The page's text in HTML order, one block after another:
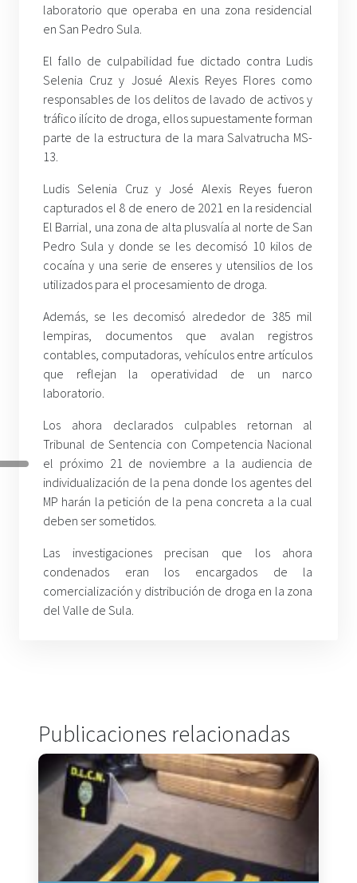
laboratorio que operaba en una zona residencial
en San Pedro Sula.
El fallo de culpabilidad fue dictado contra Ludis
Selenia Cruz y Josué Alexis Reyes Flores como
responsables de los delitos de lavado de activos y
tráfico ilícito de droga, ellos supuestamente forman
parte de la estructura de la mara Salvatrucha MS-
13.
Ludis Selenia Cruz y José Alexis Reyes fueron
capturados el 8 de enero de 2021 en la residencial
El Barrial, una zona de alta plusvalía al norte de San
Pedro Sula y donde se les decomisó 10 kilos de
cocaína y una serie de enseres y utensilios de los
utilizados para el procesamiento de droga.
Además, se les decomisó alrededor de 385 mil
lempiras, documentos que avalan registros
contables, computadoras, vehículos entre artículos
que reflejan la operatividad de un narco
laboratorio.
Los ahora declarados culpables retornan al
Tribunal de Sentencia con Competencia Nacional
el próximo 21 de noviembre a la audiencia de
individualización de la pena donde los agentes del
MP harán la petición de la pena concreta a la cual
deben ser sometidos.
Las investigaciones precisan que los ahora
condenados eran los encargados de la
comercialización y distribución de droga en la zona
del Valle de Sula.
Publicaciones relacionadas